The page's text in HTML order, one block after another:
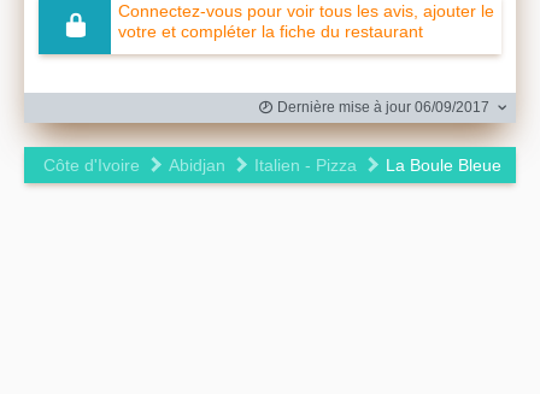
Connectez-vous pour voir tous les avis, ajouter le
votre et compléter la fiche du restaurant
Dernière mise à jour 06/09/2017
Côte d'Ivoire Abidjan Italien - Pizza La Boule Bleue